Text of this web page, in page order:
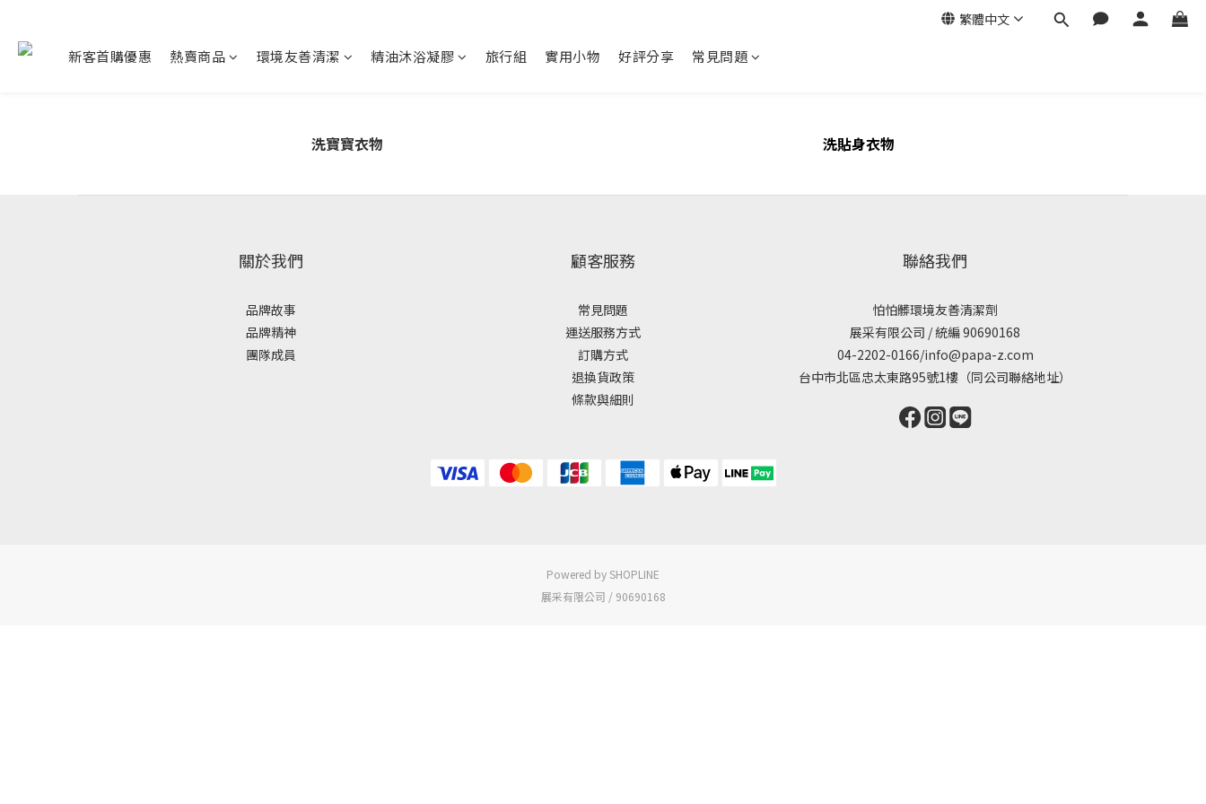
繁體中文
新客首購優惠 熱賣商品 環境友善清潔 精油沐浴凝膠 旅行組 實用小物 好評分享 常見問題
洗寶寶衣物 洗貼身衣物
關於我們
品牌故事
品牌精神
團隊成員
顧客服務
常見問題
運送服務方式
訂購方式
退換貨政策
條款與細則
聯絡我們
怕怕髒環境友善清潔劑
展采有限公司 / 統編 90690168
04-2202-0166/info@papa-z.com
台中市北區忠太東路95號1樓（同公司聯絡地址）
Powered by SHOPLINE
展采有限公司 / 90690168